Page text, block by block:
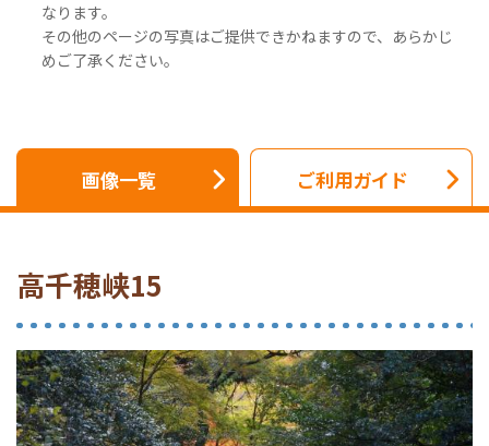
なります。
その他のページの写真はご提供できかねますので、あらかじ
めご了承ください。
画像一覧 ご利用ガイド
高千穂峡15